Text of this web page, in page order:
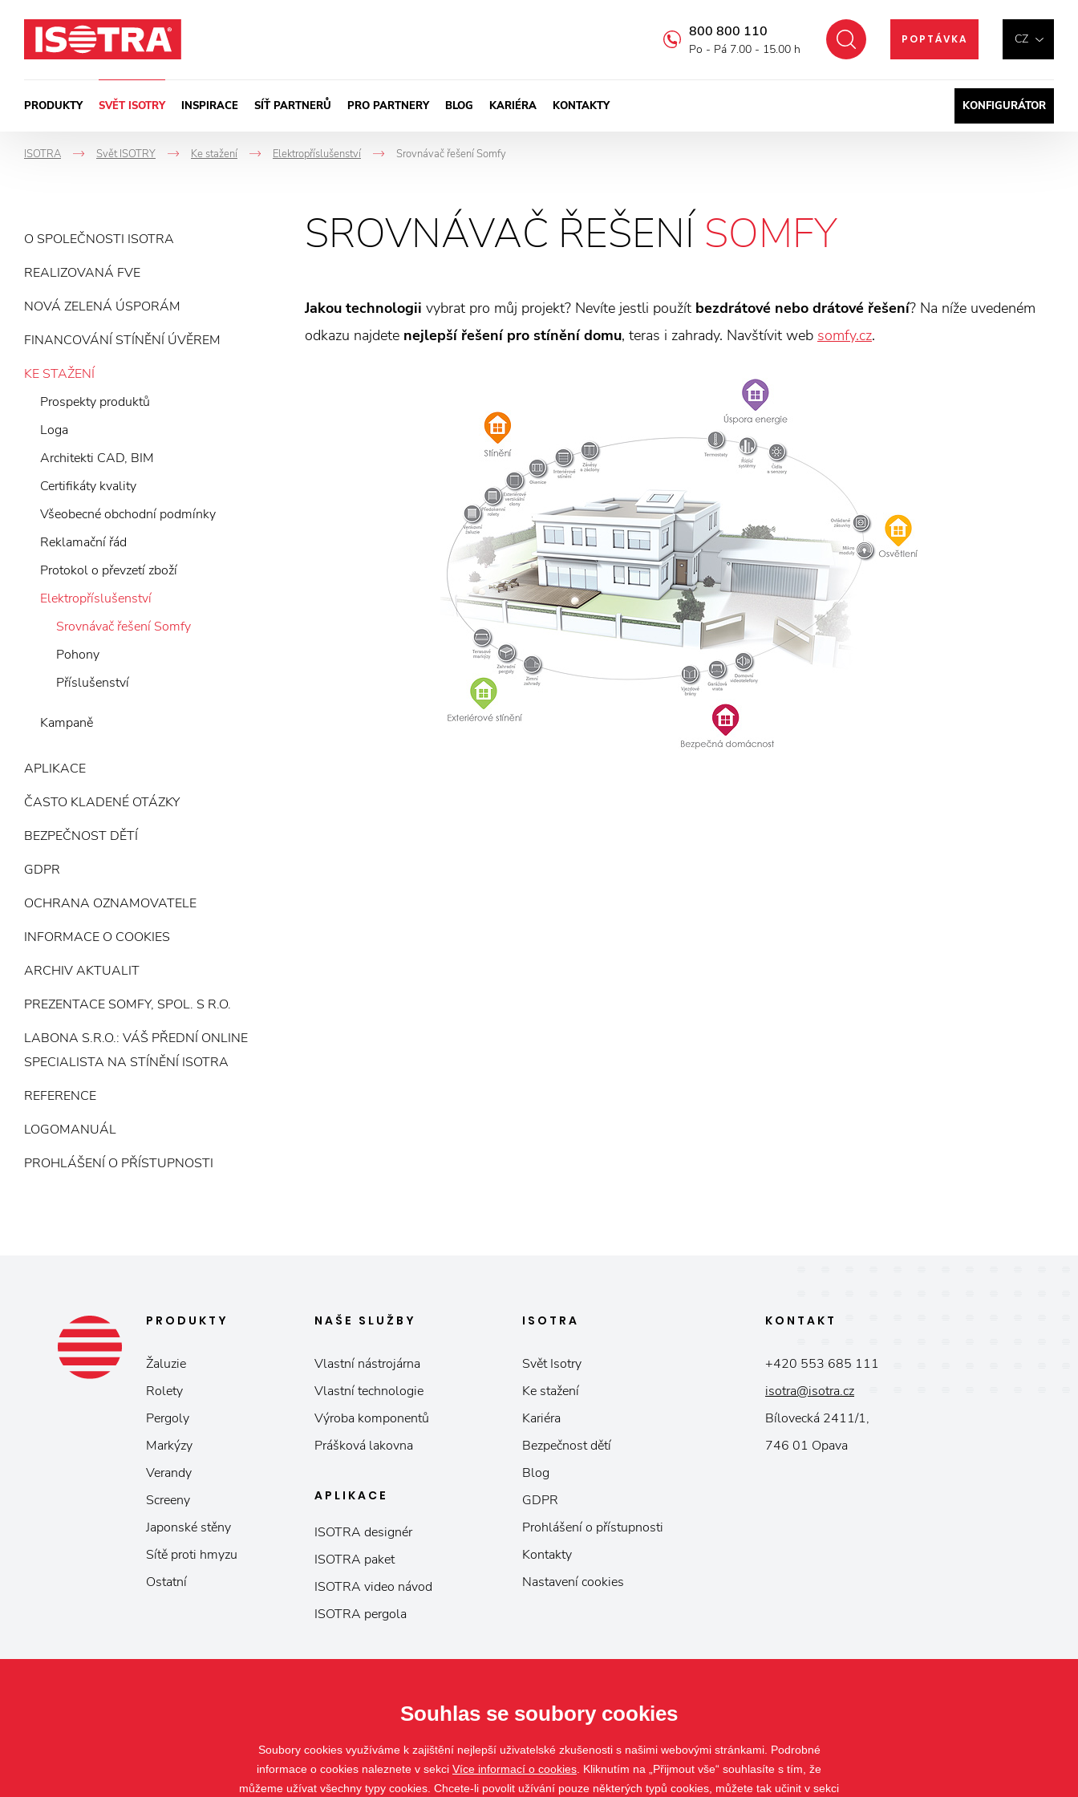
CZ
POPTÁVKA
Hledat
800 800 110
Po - Pá 7.00 - 15.00 h
PRODUKTY SVĚT ISOTRY INSPIRACE SÍŤ PARTNERŮ PRO PARTNERY BLOG KARIÉRA KONTAKTY KONFIGURÁTOR
ISOTRA
->
Svět ISOTRY
->
Ke stažení
->
Elektropříslušenství Srovnávač řešení Somfy
O SPOLEČNOSTI ISOTRA
REALIZOVANÁ FVE
NOVÁ ZELENÁ ÚSPORÁM
FINANCOVÁNÍ STÍNĚNÍ ÚVĚREM
KE STAŽENÍ
Prospekty produktů
Loga
Architekti CAD, BIM
Certifikáty kvality
Všeobecné obchodní podmínky
Reklamační řád
Protokol o převzetí zboží
Elektropříslušenství
Srovnávač řešení Somfy
Pohony
Příslušenství
Kampaně
APLIKACE
ČASTO KLADENÉ OTÁZKY
BEZPEČNOST DĚTÍ
GDPR
OCHRANA OZNAMOVATELE
INFORMACE O COOKIES
ARCHIV AKTUALIT
PREZENTACE SOMFY, SPOL. S R.O.
LABONA S.R.O.: VÁŠ PŘEDNÍ ONLINE
SPECIALISTA NA STÍNĚNÍ ISOTRA
REFERENCE
LOGOMANUÁL
PROHLÁŠENÍ O PŘÍSTUPNOSTI
SROVNÁVAČ ŘEŠENÍ SOMFY
Jakou technologii vybrat pro můj projekt? Nevíte jestli použít bezdrátové nebo drátové řešení? Na níže uvedeném
odkazu najdete nejlepší řešení pro stínění domu, teras i zahrady. Navštívit web somfy.cz.
PRODUKTY
Žaluzie
Rolety
Pergoly
Markýzy
Verandy
Screeny
Japonské stěny
Sítě proti hmyzu
Ostatní
NAŠE SLUŽBY
Vlastní nástrojárna
Vlastní technologie
Výroba komponentů
Prášková lakovna
APLIKACE
ISOTRA designér
ISOTRA paket
ISOTRA video návod
ISOTRA pergola
ISOTRA
Svět Isotry
Ke stažení
Kariéra
Bezpečnost dětí
Blog
GDPR
Prohlášení o přístupnosti
Kontakty
Nastavení cookies
KONTAKT
+420 553 685 111
isotra@isotra.cz
Bílovecká 2411/1,
746 01 Opava
Souhlas se soubory cookies
Soubory cookies využíváme k zajištění nejlepší uživatelské zkušenosti s našimi webovými stránkami. Podrobné
informace o cookies naleznete v sekci Více informací o cookies . Kliknutím na „Přijmout vše“ souhlasíte s tím, že
můžeme užívat všechny typy cookies. Chcete-li povolit užívání pouze některých typů cookies, můžete tak učinit v sekci